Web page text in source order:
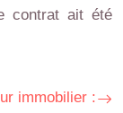
contrat ait été
immobilier :